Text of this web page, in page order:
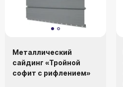
Металлический
сайдинг «Тройной
софит с рифлением»